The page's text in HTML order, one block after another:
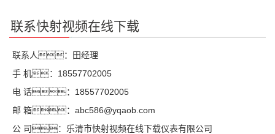
联系快射视频在线下载
联系人：田经理
手 机：18557702005
电 话：18557702005
邮 箱：abc586@yqaob.com
公 司：乐清市快射视频在线下载仪表有限公司